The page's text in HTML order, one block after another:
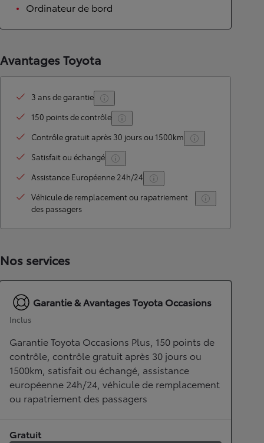
Ordinateur de bord
Avantages Toyota
3 ans de garantie
150 points de contrôle
Contrôle gratuit après 30 jours ou 1500km
Satisfait ou échangé
Assistance Européenne 24h/24
Véhicule de remplacement ou rapatriement
des passagers
Nos services
Garantie & Avantages Toyota Occasions
Inclus
Garantie Toyota Occasions Plus, 150 points de
contrôle, contrôle gratuit après 30 jours ou
1500km, satisfait ou échangé, assistance
européenne 24h/24, véhicule de remplacement
ou rapatriement des passagers
Gratuit